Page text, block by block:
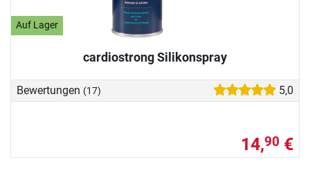
Auf Lager
cardiostrong Silikonspray
Bewertungen (17) 5,0
14,90 €